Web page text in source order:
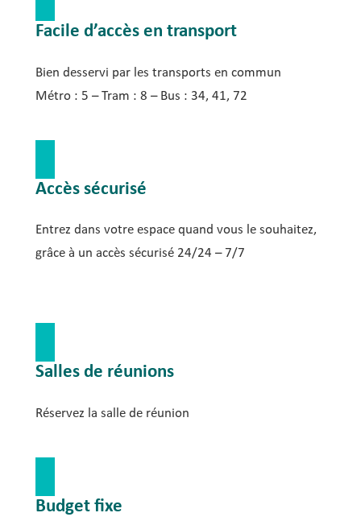
Facile d’accès en transport
Bien desservi par les transports en commun
Métro : 5 – Tram : 8 – Bus : 34, 41, 72
Accès sécurisé
Entrez dans votre espace quand vous le souhaitez,
grâce à un accès sécurisé 24/24 – 7/7
Salles de réunions
Réservez la salle de réunion
Budget fixe